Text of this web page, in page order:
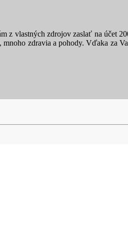
z vlastných zdrojov zaslať na účet
zdravia a pohody. Vďaka za